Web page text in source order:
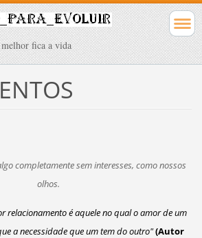
melhor fica a vida
completamente sem interesses, como nossos
olhos.
relacionamento é aquele no qual o amor de um
a necessidade que um tem do outro"(Autor